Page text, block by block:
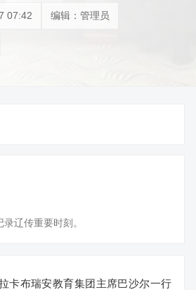
07:42 编辑：管理员
辽传重要时刻。
卡布瑞安教育集团主席巴沙尔一行